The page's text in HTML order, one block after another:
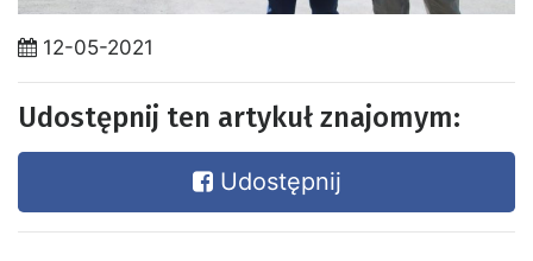
12-05-2021
Udostępnij ten artykuł znajomym:
Udostępnij